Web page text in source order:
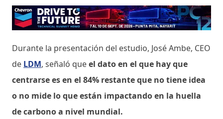
Durante la presentación del estudio, José Ambe, CEO
de LDM, señaló queel dato en el que hay que
centrarse es en el 84% restante que no tiene idea
o no mide lo que están impactando en la huella
de carbono a nivel mundial.